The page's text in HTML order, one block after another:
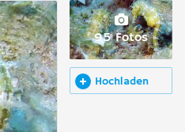
95 Fotos
Hochladen